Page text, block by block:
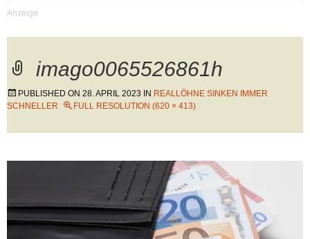
imago0065526861h
PUBLISHED ON 28. APRIL 2023 IN REALLÖHNE SINKEN IMMER
SCHNELLER
FULL RESOLUTION (620 × 413)